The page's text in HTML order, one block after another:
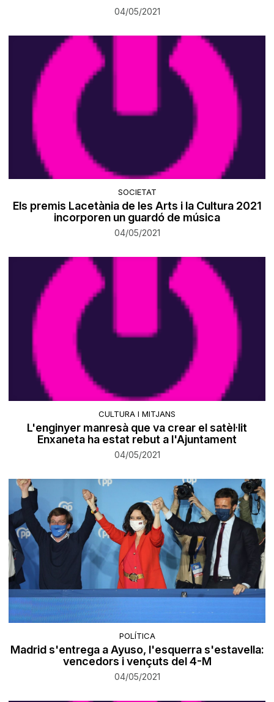
04/05/2021
SOCIETAT
Els premis Lacetània de les Arts i la Cultura 2021
incorporen un guardó de música
04/05/2021
CULTURA I MITJANS
L'enginyer manresà que va crear el satèl·lit
Enxaneta ha estat rebut a l'Ajuntament
04/05/2021
POLÍTICA
Madrid s'entrega a Ayuso, l'esquerra s'estavella:
vencedors i vençuts del 4-M
04/05/2021